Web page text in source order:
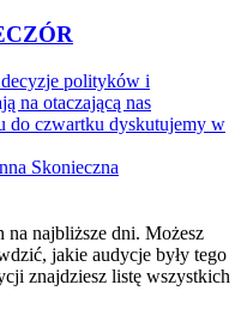
polityków i
na otaczającą nas
do czwartku dyskutujemy w
Skonieczna
na najbliższe dni. Możesz
jakie audycje były tego
znajdziesz listę wszystkich